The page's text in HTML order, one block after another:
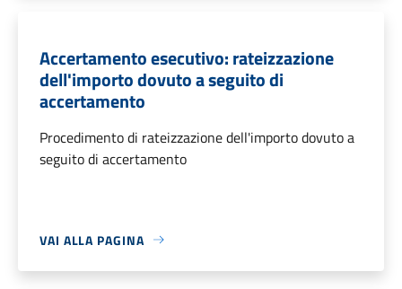
Accertamento esecutivo: rateizzazione
dell'importo dovuto a seguito di
accertamento
Procedimento di rateizzazione dell'importo dovuto a
seguito di accertamento
VAI ALLA PAGINA